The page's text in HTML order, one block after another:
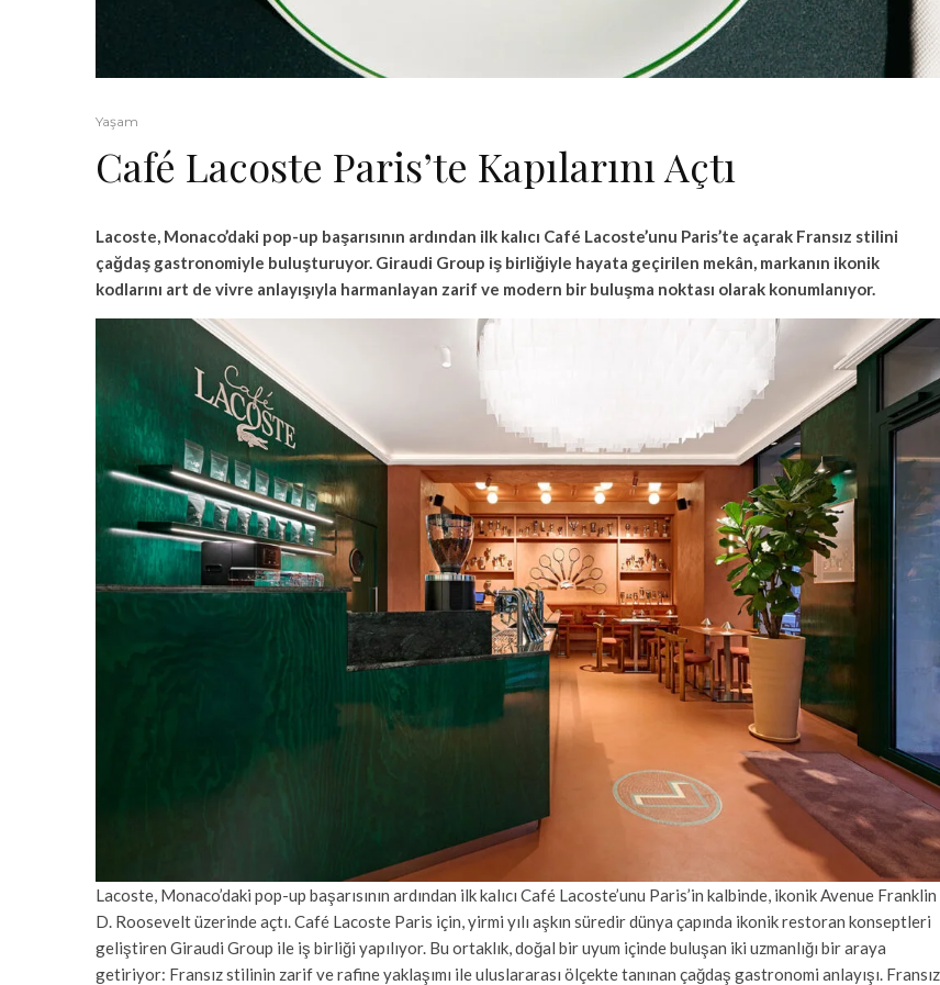
Yaşam
Café Lacoste Paris’te Kapılarını Açtı
Lacoste, Monaco’daki pop-up başarısının ardından ilk kalıcı Café Lacoste’unu Paris’te açarak Fransız stilini
çağdaş gastronomiyle buluşturuyor. Giraudi Group iş birliğiyle hayata geçirilen mekân, markanın ikonik
kodlarını art de vivre anlayışıyla harmanlayan zarif ve modern bir buluşma noktası olarak konumlanıyor.
Lacoste, Monaco’daki pop-up başarısının ardından ilk kalıcı Café Lacoste’unu Paris’in kalbinde, ikonik Avenue Franklin
D. Roosevelt üzerinde açtı. Café Lacoste Paris için, yirmi yılı aşkın süredir dünya çapında ikonik restoran konseptleri
geliştiren Giraudi Group ile iş birliği yapılıyor. Bu ortaklık, doğal bir uyum içinde buluşan iki uzmanlığı bir araya
getiriyor: Fransız stilinin zarif ve rafine yaklaşımı ile uluslararası ölçekte tanınan çağdaş gastronomi anlayışı. Fransız